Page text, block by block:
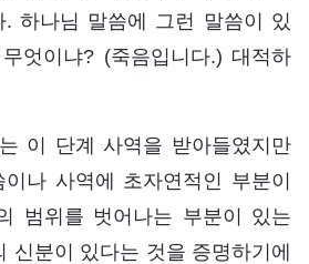
. 하나님 말씀에 그런 말씀이 있
엇이냐? (죽음입니다.) 대적하
이 단계 사역을 받아들였지만
나 사역에 초자연적인 부분이
범위를 벗어나는 부분이 있는
신분이 있다는 것을 증명하기에